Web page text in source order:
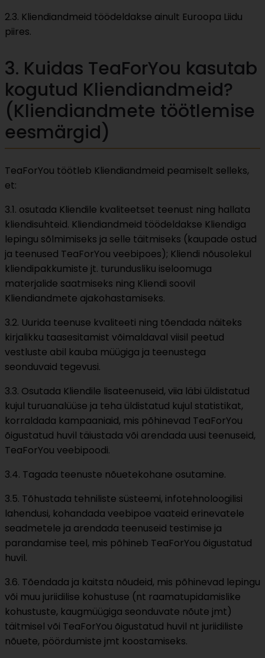
2.3. Kliendiandmeid töödeldakse ainult Euroopa Liidu
piires.
3. Kuidas TeaForYou kasutab
kogutud Kliendiandmeid?
(Kliendiandmete töötlemise
eesmärgid)
TeaForYou töötleb Kliendiandmeid peamiselt selleks,
et:
3.1. osutada Kliendile kvaliteetset teenust ning hallata
kliendisuhteid. Kliendiandmeid töödeldakse Kliendiga
lepingu sõlmimiseks ja selle täitmiseks (kaupade ostud
ja teenused TeaForYou veebipoes); Kliendi nõusolekul
kliendipakkumiste jt. turundusliku iseloomuga
materjalide saatmiseks ning Kliendi soovil
Kliendiandmete ajakohastamiseks.
3.2. Uurida teenuse kvaliteeti ning tõendada näiteks
kirjalikku taasesitamist võimaldaval viisil peetud
vestluste abil kauba müügiga ja teenustega
seonduvaid tegevusi.
3.3. Osutada Kliendile lisateenuseid, viia läbi üldistatud
kujul turuanalüüse ja teha üldistatud kujul statistikat,
korraldada kampaaniaid, mis põhinevad TeaForYou
õigustatud huvil täiustada või arendada uusi teenuseid,
TeaForYou veebipoodi.
3.4. Tagada teenuste nõuetekohane osutamine.
3.5. Tõhustada tehniliste süsteemi, infotehnoloogilisi
lahendusi, kohandada veebipoe vaateid erinevatele
seadmetele ja arendada teenuseid testimise ja
parandamise teel, mis põhineb TeaForYou õigustatud
huvil.
3.6. Tõendada ja kaitsta nõudeid, mis põhinevad lepingu
või muu juriidilise kohustuse (nt raamatupidamislike
kohustuste, kaugmüügiga seonduvate nõute jmt)
täitmisel või TeaForYou õigustatud huvil nt juriidiliste
nõuete, pöördumiste jmt koostamiseks.